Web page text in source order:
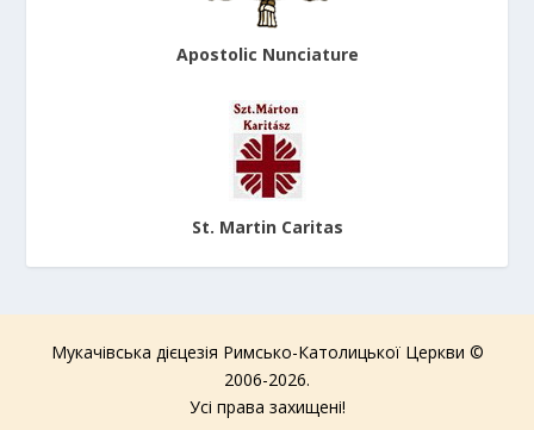
Apostolic Nunciature
St. Martin Caritas
Мукачівська дієцезія Римсько-Католицької Церкви ©
2006-2026.
Усі права захищені!